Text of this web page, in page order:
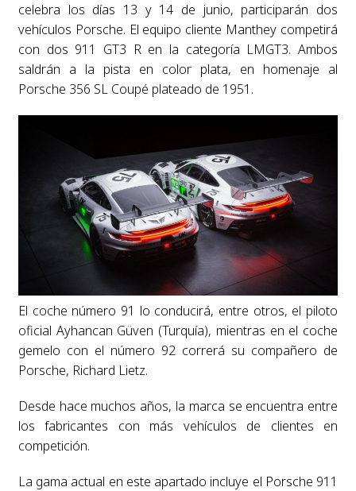
celebra los días 13 y 14 de junio, participarán dos
vehículos Porsche. El equipo cliente Manthey competirá
con dos 911 GT3 R en la categoría LMGT3. Ambos
saldrán a la pista en color plata, en homenaje al
Porsche 356 SL Coupé plateado de 1951.
El coche número 91 lo conducirá, entre otros, el piloto
oficial Ayhancan Güven (Turquía), mientras en el coche
gemelo con el número 92 correrá su compañero de
Porsche, Richard Lietz.
Desde hace muchos años, la marca se encuentra entre
los fabricantes con más vehículos de clientes en
competición.
La gama actual en este apartado incluye el Porsche 911